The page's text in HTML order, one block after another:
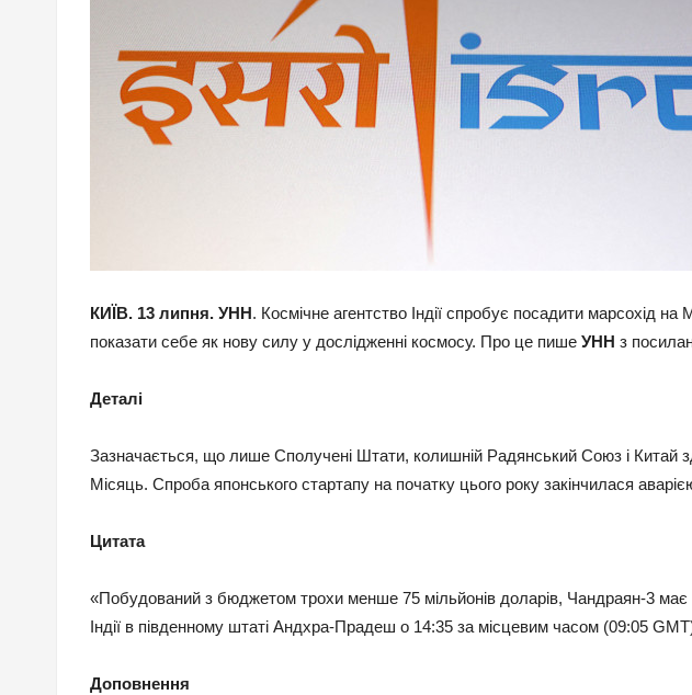
КИЇВ. 13 липня. УНН. Космічне агентство Індії спробує посадити марсохід
показати себе як нову силу у дослідженні космосу. Про це пише УНН з
Деталі
Зазначається, що лише Сполучені Штати, колишній Радянський Союз і Китай
Місяць. Спроба японського стартапу на початку цього року закінчилася
Цитата
«Побудований з бюджетом трохи менше 75 мільйонів доларів, Чандраян-3 має
Індії в південному штаті Андхра-Прадеш о 14:35 за місцевим часом (09:05
Доповнення